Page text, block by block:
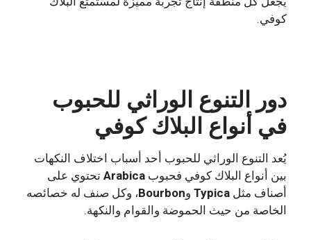
كوفي.
دور التنوع الوراثي للحبوب
في أنواع البلاك كوفي
يُعد التنوع الوراثي للحبوب أحد أسباب اختلاف النكهات
بين أنواع البلاك كوفي فحبوب Arabica تحتوي على
أصناف مثل Typica وBourbon، وكل صنف له خصائصه
الخاصة من حيث الحموضة والقوام والنكهة.